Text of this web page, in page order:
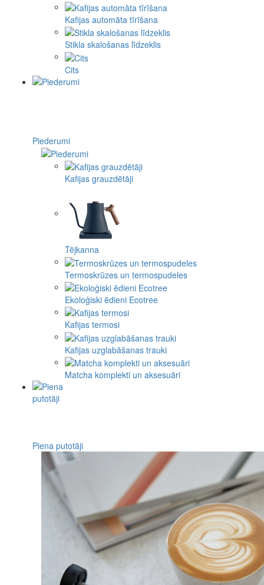
Kafijas automāta tīrīšana
Stikla skalošanas līdzeklis
Cits
Piederumi
Kafijas grauzdētāji
Tējkanna
Termoskrūzes un termospudeles
Ekoloģiski ēdieni Ecotree
Kafijas termosi
Kafijas uzglabāšanas trauki
Matcha komplekti un aksesuāri
Piena putotāji